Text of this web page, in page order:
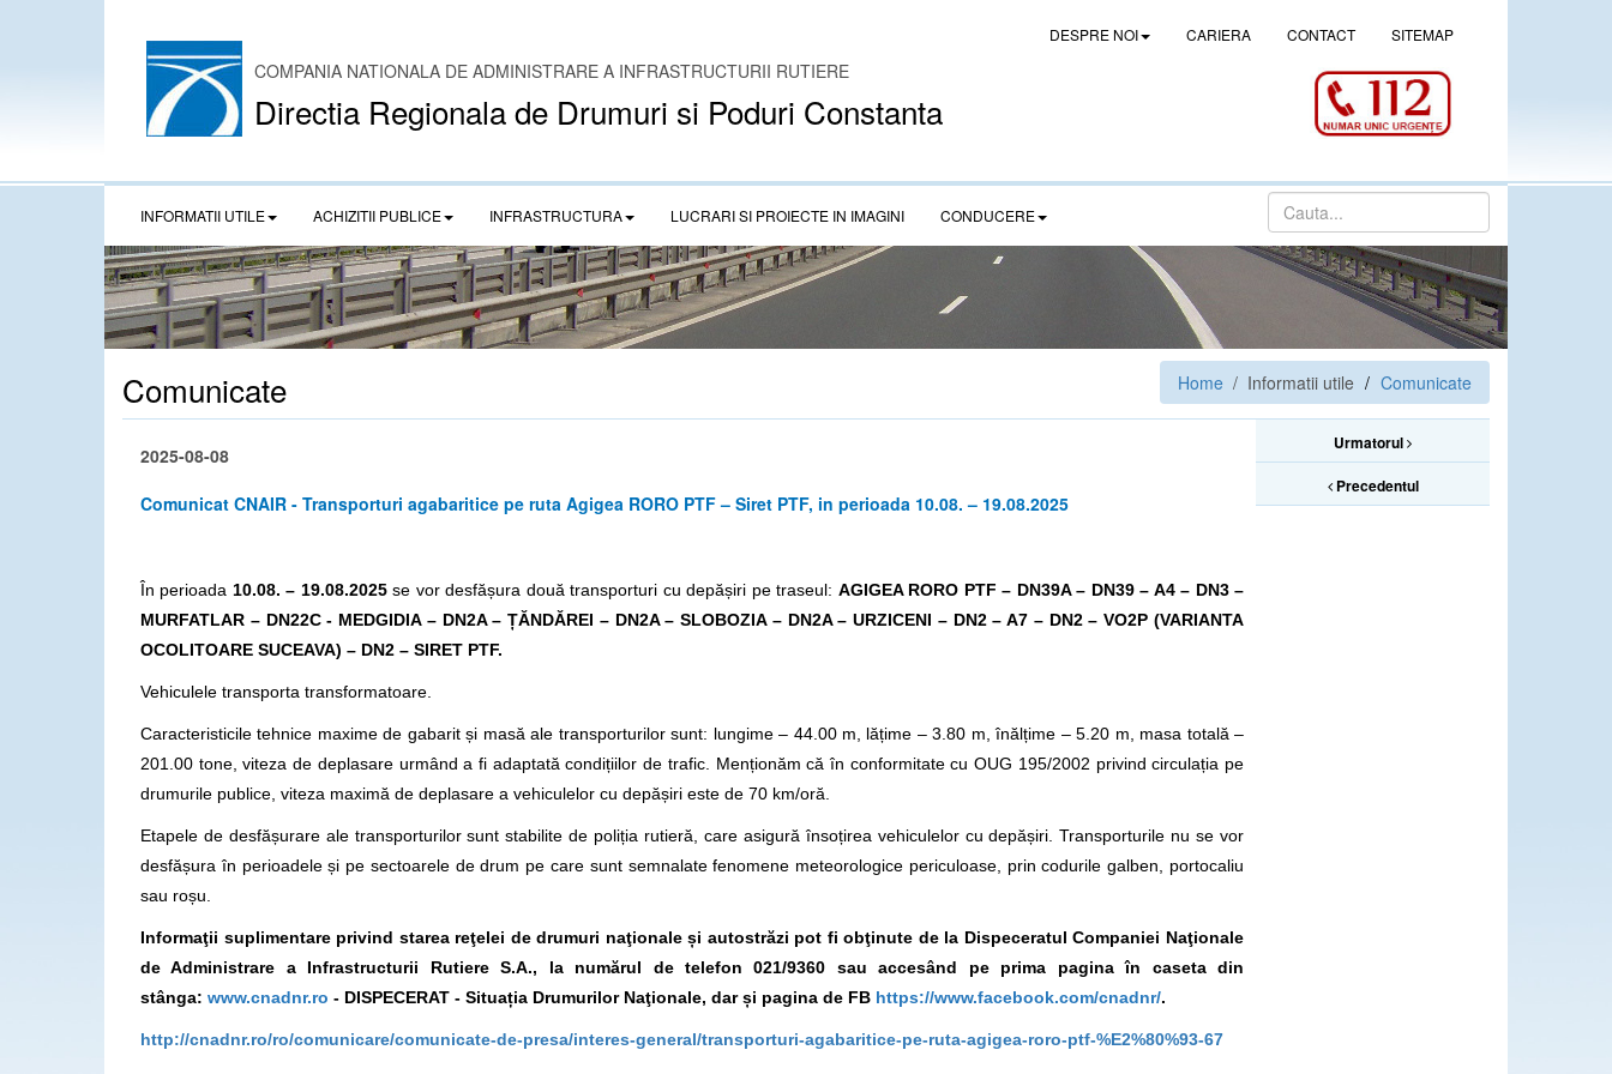
DESPRE NOI CARIERA CONTACT SITEMAP
COMPANIA NATIONALA DE ADMINISTRARE A INFRASTRUCTURII RUTIERE
Directia Regionala de Drumuri si Poduri Constanta
INFORMATII UTILE ACHIZITII PUBLICE INFRASTRUCTURA LUCRARI SI PROIECTE IN IMAGINI CONDUCERE
Comunicate Home / Informatii utile Comunicate
Urmatorul
Precedentul
2025-08-08
Comunicat CNAIR - Transporturi agabaritice pe ruta Agigea RORO PTF – Siret PTF, in perioada 10.08. – 19.08.2025
În perioada 10.08. – 19.08.2025se vor desfășura două transporturi cu depășiri pe traseul: AGIGEA RORO PTF – DN39A – DN39 – A4 – DN3 –
MURFATLAR – DN22C - MEDGIDIA – DN2A – ȚĂNDĂREI – DN2A – SLOBOZIA – DN2A – URZICENI – DN2 – A7 – DN2 – VO2P (VARIANTA
OCOLITOARE SUCEAVA) – DN2 – SIRET PTF.
Vehiculele transporta transformatoare.
Caracteristicile tehnice maxime de gabarit și masă ale transporturilor sunt: lungime – 44.00 m, lățime – 3.80 m, înălțime – 5.20 m, masa totală –
201.00 tone, viteza de deplasare urmând a fi adaptată condițiilor de trafic. Menționăm că în conformitate cu OUG 195/2002 privind circulația pe
drumurile publice, viteza maximă de deplasare a vehiculelor cu depășiri este de 70 km/oră.
Etapele de desfășurare ale transporturilor sunt stabilite de poliția rutieră, care asigură însoțirea vehiculelor cu depășiri. Transporturile nu se vor
desfășura în perioadele și pe sectoarele de drum pe care sunt semnalate fenomene meteorologice periculoase, prin codurile galben, portocaliu
sau roșu.
Informaţii suplimentare privind starea reţelei de drumuri naţionale și autostrăzi pot fi obţinute de la Dispeceratul Companiei Naţionale
de Administrare a Infrastructurii Rutiere S.A., la numărul de telefon 021/9360 sau accesând pe prima pagina în caseta din
stânga: www.cnadnr.ro - DISPECERAT - Situația Drumurilor Naţionale, dar și pagina de FB https://www.facebook.com/cnadnr/.
http://cnadnr.ro/ro/comunicare/comunicate-de-presa/interes-general/transporturi-agabaritice-pe-ruta-agigea-roro-ptf-%E2%80%93-67